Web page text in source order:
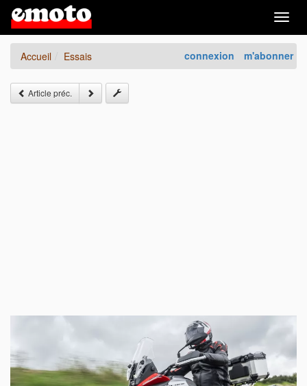
connexion m'abonner
Accueil Essais
Article préc.